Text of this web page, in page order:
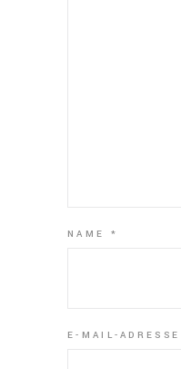
NAME *
E-MAIL-ADRESSE